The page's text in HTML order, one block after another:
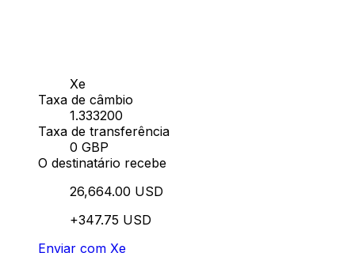
Xe
Taxa de câmbio
1.333200
Taxa de transferência
0 GBP
O destinatário recebe
26,664.00 USD
+347.75 USD
Enviar com Xe